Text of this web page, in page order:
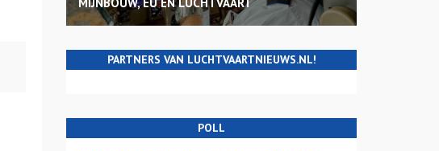
PARTNERS VAN LUCHTVAARTNIEUWS.NL!
POLL